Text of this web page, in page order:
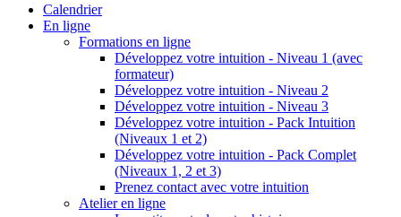
Calendrier
En ligne
Formations en ligne
Développez votre intuition - Niveau 1 (avec
formateur)
Développez votre intuition - Niveau 2
Développez votre intuition - Niveau 3
Développez votre intuition - Pack Intuition
(Niveaux 1 et 2)
Développez votre intuition - Pack Complet
(Niveaux 1, 2 et 3)
Prenez contact avec votre intuition
Atelier en ligne